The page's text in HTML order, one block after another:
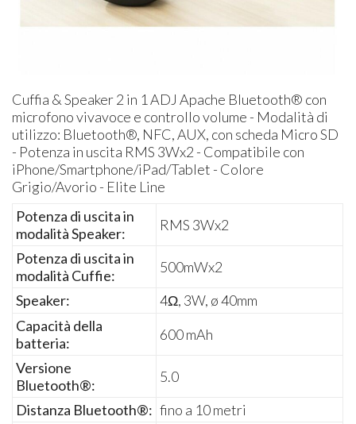
Cuffia & Speaker 2 in 1 ADJ Apache Bluetooth® con
microfono vivavoce e controllo volume - Modalità di
utilizzo: Bluetooth®, NFC, AUX, con scheda Micro SD
- Potenza in uscita RMS 3Wx2 - Compatibile con
iPhone/Smartphone/iPad/Tablet - Colore
Grigio/Avorio - Elite Line
Potenza di uscita in
modalità Speaker:
RMS 3Wx2
Potenza di uscita in
modalità Cuffie:
500mWx2
Speaker:
4Ω, 3W, ø 40mm
Capacità della
batteria:
600 mAh
Versione
Bluetooth®:
5.0
Distanza Bluetooth®: fino a 10 metri